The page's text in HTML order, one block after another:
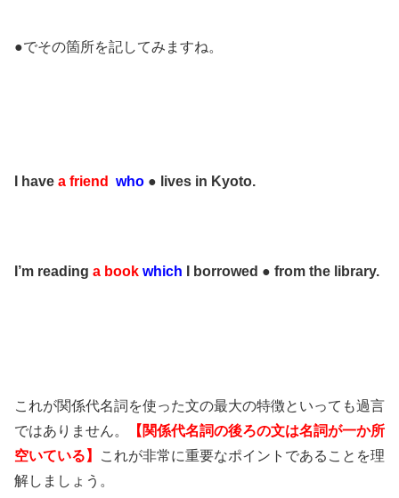
●でその箇所を記してみますね。
I have a friend who ● lives in Kyoto.
I’m reading a book which I borrowed ● from the library.
これが関係代名詞を使った文の最大の特徴といっても過言
ではありません。
【関係代名詞の後ろの文は名詞が一か所
空いている】
これが非常に重要なポイントであることを理
解しましょう。